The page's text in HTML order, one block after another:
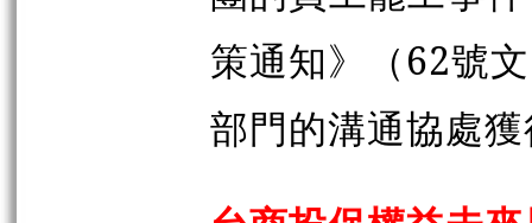
策通知》（62號
部門的溝通協處